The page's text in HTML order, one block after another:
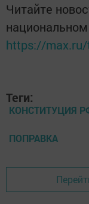
Читайте
https://
Теги:
КОНСТИТУЦИЯ
ПОПРАВКА